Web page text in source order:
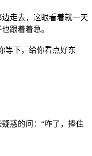
走去，这眼看着就一天
跟着着急。
等下，给你看点好东
惑的问：“咋了，捧住